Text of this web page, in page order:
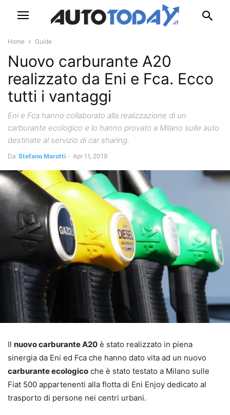
Home Guide
Nuovo carburante A20
realizzato da Eni e Fca. Ecco
tutti i vantaggi
Eni e Fca hanno collaborato alla realizzazione di un
carburante ecologico e lo hanno provato a Milano sulle auto
destinate al servizio di car sharing.
Da Stefano Marotti - Apr 11, 2019
Il nuovo carburante A20 è stato realizzato in piena
sinergia da Eni ed Fca che hanno dato vita ad un nuovo
carburante ecologico che è stato testato a Milano sulle
Fiat 500 appartenenti alla flotta di Eni Enjoy dedicato al
trasporto di persone nei centri urbani.